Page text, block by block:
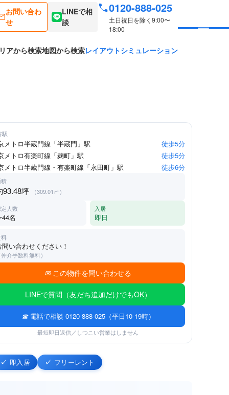
お問い合わ
せ
LINEで相
談
0120-888-025
土日祝日を除く9:00〜
18:00
アから検索地図から検索レイアウトシミュレーション
駅
メトロ半蔵門線「半蔵門」駅
徒歩5分
メトロ有楽町線「麹町」駅
徒歩5分
メトロ半蔵門線・有楽町線「永田町」駅
徒歩6分
93.48坪 （309.01㎡）
人数
44名
入居
即日
問い合わせください！
仲介手数料無料）
この物件を問い合わせる
LINEで質問（友だち追加だけでもOK）
電話で相談 0120-888-025（平日10-19時）
最短即日返信／しつこい営業はしません
即入居 フリーレント